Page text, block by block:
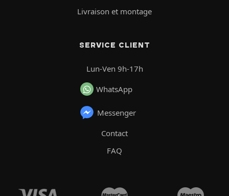
Livraison et montage
SERVICE CLIENT
Lun-Ven 9h-17h
WhatsApp
Messenger
Contact
FAQ